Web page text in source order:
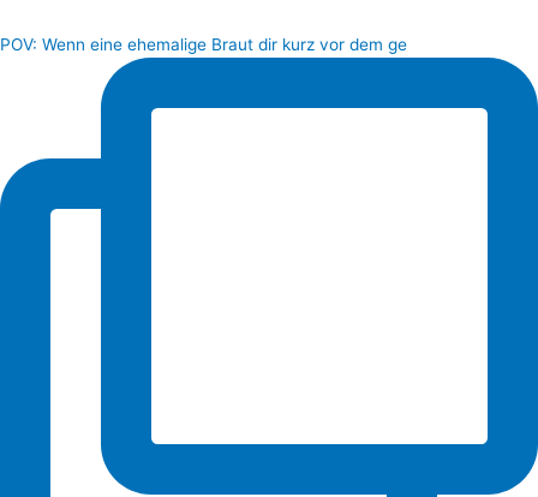
POV: Wenn eine ehemalige Braut dir kurz vor dem ge